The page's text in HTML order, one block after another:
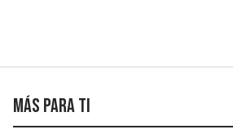
Más para ti